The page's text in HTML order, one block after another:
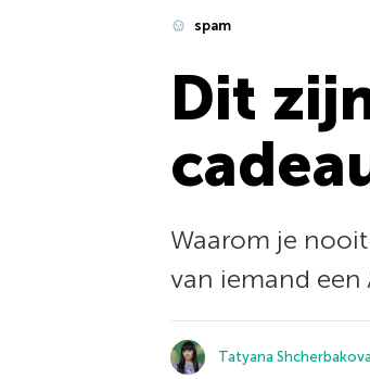
spam
Dit
Waarom je
van iemand een
Tatyana Shcherbakova